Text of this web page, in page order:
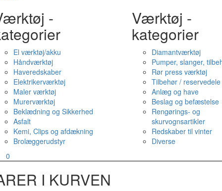
-
El værktøj/akku
Håndværktøj
Haveredskaber
Elektrikerværktøj
Maler værktøj
Murerværktøj
Beklædning og Sikkerhed
Asfalt
Kemi, Clips og afdækning
Brolæggerudstyr
Værktøj -
kategorier
Diamantværktøj
Pumper, slanger,
Rør press værktøj
Tilbehør / reservedele
Anlæg og have
Beslag og befæstelse
Rengørings- og
skurvognsartikler
Redskaber til vinter
Diverse
0
I KURVEN